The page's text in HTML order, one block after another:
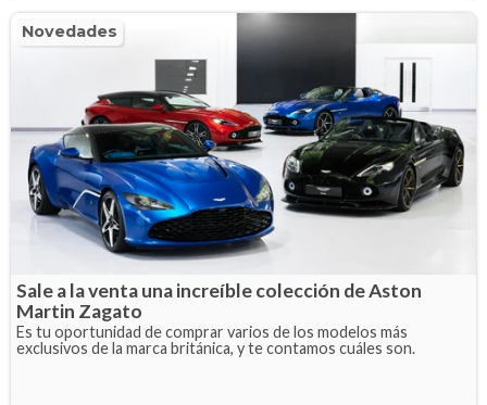
Novedades
Sale a la venta una increíble colección de Aston
Martin Zagato
Es tu oportunidad de comprar varios de los modelos más
exclusivos de la marca británica, y te contamos cuáles son.